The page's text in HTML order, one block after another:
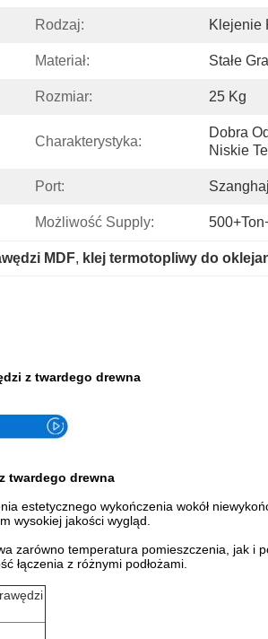
Rodzaj: Klejenie
Materiał: Stałe
Rozmiar: 25 Kg
Charakterystyka:
Dobra
Niskie
Port: Szanghaj
Możliwość Supply:
MDF, klej termotopliwy do
z twardego drewna
twardego drewna
estetycznego wykończenia wokół
wysokiej jakości wygląd.
zarówno temperatura pomieszczenia, jak i
łączenia z różnymi podłożami.